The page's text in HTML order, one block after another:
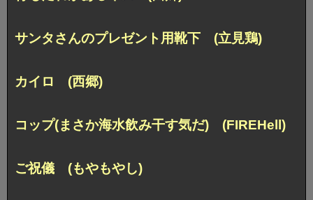
サンタさんのプレゼント用靴下 (立見鶏)
カイロ (西郷)
コップ(まさか海水飲み干す気だ) (FIREHell)
ご祝儀 (もやもやし)